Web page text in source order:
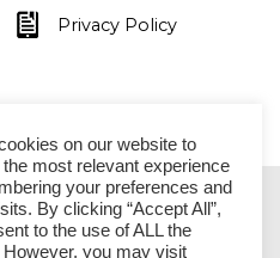
Privacy Policy
SÃO PAULO
on our website to
most relevant experience
your preferences and
By clicking “Accept All”,
to the use of ALL the
you may visit